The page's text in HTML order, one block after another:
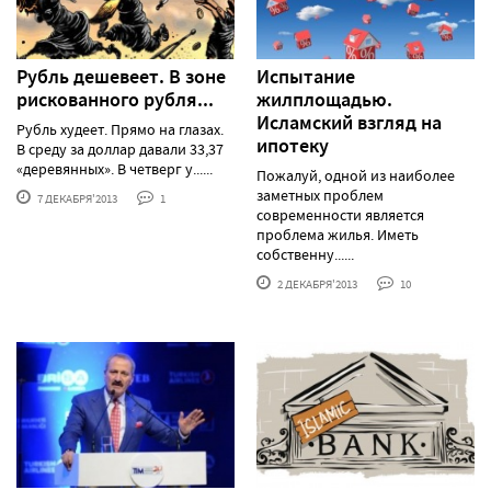
Рубль дешевеет. В зоне
рискованного рубля...
Рубль худеет. Прямо на глазах.
В среду за доллар давали 33,37
«деревянных». В четверг у......
7 ДЕКАБРЯ'2013 1
Испытание
жилплощадью.
Исламский взгляд на
ипотеку
Пожалуй, одной из наиболее
заметных проблем
современности является
проблема жилья. Иметь
собственну......
2 ДЕКАБРЯ'2013 10